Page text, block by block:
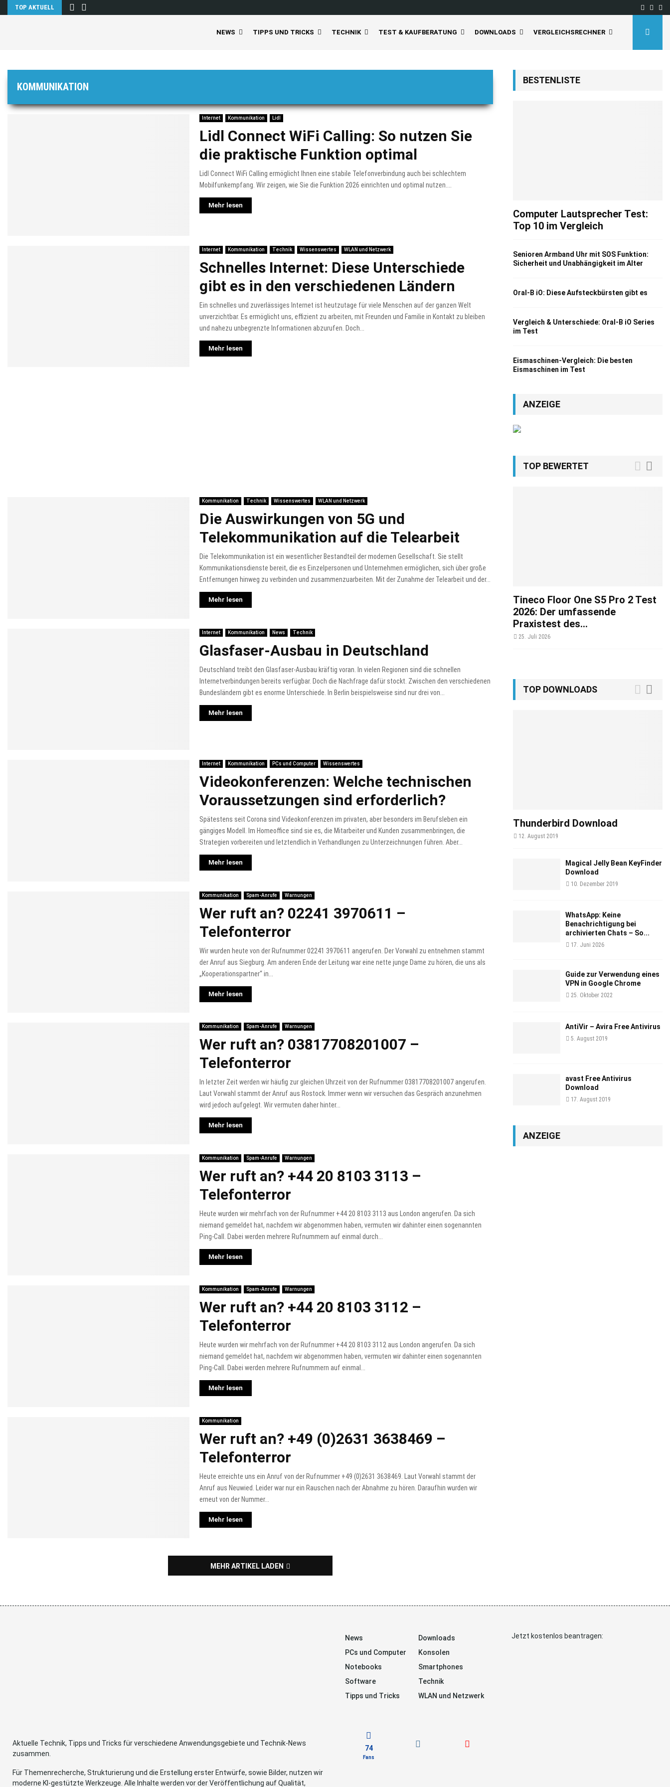
TOP AKTUELL
NEWS TIPPS UND TRICKS TECHNIK TEST & KAUFBERATUNG DOWNLOADS VERGLEICHSRECHNER
KOMMUNIKATION
Internet Kommunikation Lidl
Lidl Connect WiFi Calling: So nutzen Sie
die praktische Funktion optimal
Lidl Connect WiFi Calling ermöglicht Ihnen eine stabile Telefonverbindung auch bei schlechtem
Mobilfunkempfang. Wir zeigen, wie Sie die Funktion 2026 einrichten und optimal nutzen....
Mehr lesen
Internet Kommunikation Technik Wissenswertes WLAN und Netzwerk
Schnelles Internet: Diese Unterschiede
gibt es in den verschiedenen Ländern
Ein schnelles und zuverlässiges Internet ist heutzutage für viele Menschen auf der ganzen Welt
unverzichtbar. Es ermöglicht uns, effizient zu arbeiten, mit Freunden und Familie in Kontakt zu bleiben
und nahezu unbegrenzte Informationen abzurufen. Doch...
Mehr lesen
Kommunikation Technik Wissenswertes WLAN und Netzwerk
Die Auswirkungen von 5G und
Telekommunikation auf die Telearbeit
Die Telekommunikation ist ein wesentlicher Bestandteil der modernen Gesellschaft. Sie stellt
Kommunikationsdienste bereit, die es Einzelpersonen und Unternehmen ermöglichen, sich über große
Entfernungen hinweg zu verbinden und zusammenzuarbeiten. Mit der Zunahme der Telearbeit und der...
Mehr lesen
Internet Kommunikation News Technik
Glasfaser-Ausbau in Deutschland
Deutschland treibt den Glasfaser-Ausbau kräftig voran. In vielen Regionen sind die schnellen
Internetverbindungen bereits verfügbar. Doch die Nachfrage dafür stockt. Zwischen den verschiedenen
Bundesländern gibt es enorme Unterschiede. In Berlin beispielsweise sind nur drei von...
Mehr lesen
Internet Kommunikation PCs und Computer Wissenswertes
Videokonferenzen: Welche technischen
Voraussetzungen sind erforderlich?
Spätestens seit Corona sind Videokonferenzen im privaten, aber besonders im Berufsleben ein
gängiges Modell. Im Homeoffice sind sie es, die Mitarbeiter und Kunden zusammenbringen, die
Strategien vorbereiten und letztendlich in Verhandlungen zu Unterzeichnungen führen. Aber...
Mehr lesen
Kommunikation Spam-Anrufe Warnungen
Wer ruft an? 02241 3970611 –
Telefonterror
Wir wurden heute von der Rufnummer 02241 3970611 angerufen. Der Vorwahl zu entnehmen stammt
der Anruf aus Siegburg. Am anderen Ende der Leitung war eine nette junge Dame zu hören, die uns als
„Kooperationspartner“ in...
Mehr lesen
Kommunikation Spam-Anrufe Warnungen
Wer ruft an? 03817708201007 –
Telefonterror
In letzter Zeit werden wir häufig zur gleichen Uhrzeit von der Rufnummer 03817708201007 angerufen.
Laut Vorwahl stammt der Anruf aus Rostock. Immer wenn wir versuchen das Gespräch anzunehmen
wird jedoch aufgelegt. Wir vermuten daher hinter...
Mehr lesen
Kommunikation Spam-Anrufe Warnungen
Wer ruft an? +44 20 8103 3113 –
Telefonterror
Heute wurden wir mehrfach von der Rufnummer +44 20 8103 3113 aus London angerufen. Da sich
niemand gemeldet hat, nachdem wir abgenommen haben, vermuten wir dahinter einen sogenannten
Ping-Call. Dabei werden mehrere Rufnummern auf einmal durch...
Mehr lesen
Kommunikation Spam-Anrufe Warnungen
Wer ruft an? +44 20 8103 3112 –
Telefonterror
Heute wurden wir mehrfach von der Rufnummer +44 20 8103 3112 aus London angerufen. Da sich
niemand gemeldet hat, nachdem wir abgenommen haben, vermuten wir dahinter einen sogenannten
Ping-Call. Dabei werden mehrere Rufnummern auf einmal...
Mehr lesen
Kommunikation
Wer ruft an? +49 (0)2631 3638469 –
Telefonterror
Heute erreichte uns ein Anruf von der Rufnummer +49 (0)2631 3638469. Laut Vorwahl stammt der
Anruf aus Neuwied. Leider war nur ein Rauschen nach der Abnahme zu hören. Daraufhin wurden wir
erneut von der Nummer...
Mehr lesen
MEHR ARTIKEL LADEN
BESTENLISTE
Computer Lautsprecher Test:
Top 10 im Vergleich
Senioren Armband Uhr mit SOS Funktion:
Sicherheit und Unabhängigkeit im Alter
Oral-B iO: Diese Aufsteckbürsten gibt es
Vergleich & Unterschiede: Oral-B iO Series
im Test
Eismaschinen-Vergleich: Die besten
Eismaschinen im Test
ANZEIGE
TOP BEWERTET
Tineco Floor One S5 Pro 2 Test
2026: Der umfassende
Praxistest des...
25. Juli 2026
TOP DOWNLOADS
Thunderbird Download
12. August 2019
Magical Jelly Bean KeyFinder
Download
10. Dezember 2019
WhatsApp: Keine
Benachrichtigung bei
archivierten Chats – So...
17. Juni 2026
Guide zur Verwendung eines
VPN in Google Chrome
25. Oktober 2022
AntiVir – Avira Free Antivirus
5. August 2019
avast Free Antivirus
Download
17. August 2019
ANZEIGE
Aktuelle Technik, Tipps und Tricks für verschiedene Anwendungsgebiete und Technik-News
zusammen.
Für Themenrecherche, Strukturierung und die Erstellung erster Entwürfe, sowie Bilder, nutzen wir
moderne KI-gestützte Werkzeuge. Alle Inhalte werden vor der Veröffentlichung auf Qualität,
News
Downloads
PCs und Computer
Konsolen
Notebooks
Smartphones
Software
Technik
Tipps und Tricks
WLAN und Netzwerk
74
Fans
Jetzt kostenlos beantragen: